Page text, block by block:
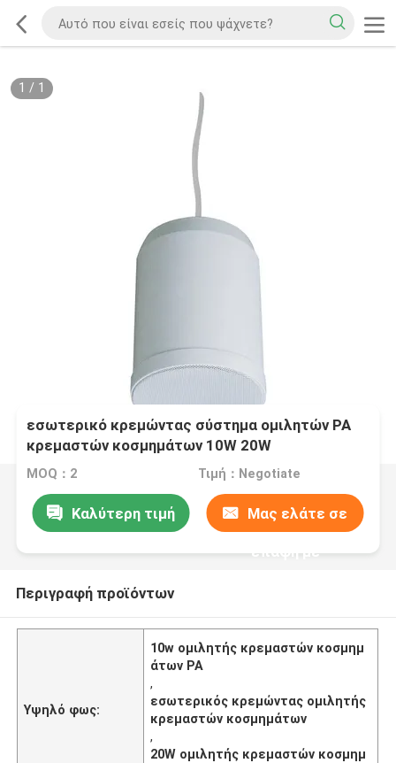
1 / 1
εσωτερικό κρεμώντας σύστημα ομιλητών PA
κρεμαστών κοσμημάτων 10W 20W
MOQ：2 Τιμή：Negotiate
Καλύτερη τιμή Μας ελάτε σε
επαφή με
Περιγραφή προϊόντων
Υψηλό φως:
10w ομιλητής κρεμαστών κοσμημ
άτων PA
,
εσωτερικός κρεμώντας ομιλητής
κρεμαστών κοσμημάτων
,
20W ομιλητής κρεμαστών κοσμημ